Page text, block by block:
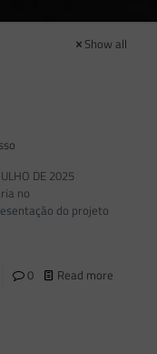
Show all
DE 2025
no
do projeto
0 Read more